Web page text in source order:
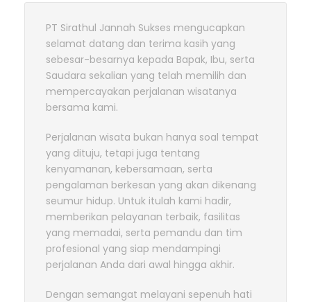
PT Sirathul Jannah Sukses mengucapkan
selamat datang dan terima kasih yang
sebesar-besarnya kepada Bapak, Ibu, serta
Saudara sekalian yang telah memilih dan
mempercayakan perjalanan wisatanya
bersama kami.
Perjalanan wisata bukan hanya soal tempat
yang dituju, tetapi juga tentang
kenyamanan, kebersamaan, serta
pengalaman berkesan yang akan dikenang
seumur hidup. Untuk itulah kami hadir,
memberikan pelayanan terbaik, fasilitas
yang memadai, serta pemandu dan tim
profesional yang siap mendampingi
perjalanan Anda dari awal hingga akhir.
Dengan semangat melayani sepenuh hati